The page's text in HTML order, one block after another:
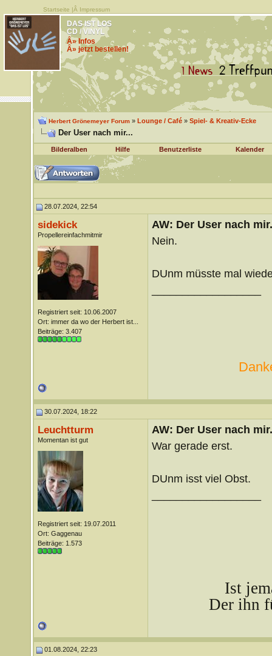
Startseite |Â Impressum
DAS IST LOS
CD / VINYL
Â» Infos
Â» jetzt bestellen!
Herbert Grönemeyer Forum» Lounge / Café» Spiel- & Kreativ-Ecke
Der User nach mir...
Bilderalben Hilfe Benutzerliste Kalender
28.07.2024, 22:54
sidekick
Propellereinfachmitmir
Registriert seit: 10.06.2007
Ort: immer da wo der Herbert ist...
Beiträge: 3.407
AW: Der User nach
Nein.
DUnm müsste mal
30.07.2024, 18:22
Leuchtturm
Momentan ist gut
Registriert seit: 19.07.2011
Ort: Gaggenau
Beiträge: 1.573
AW: Der User nach
War gerade erst.
DUnm isst viel Obst.
Ist
Der ihn
01.08.2024, 22:23